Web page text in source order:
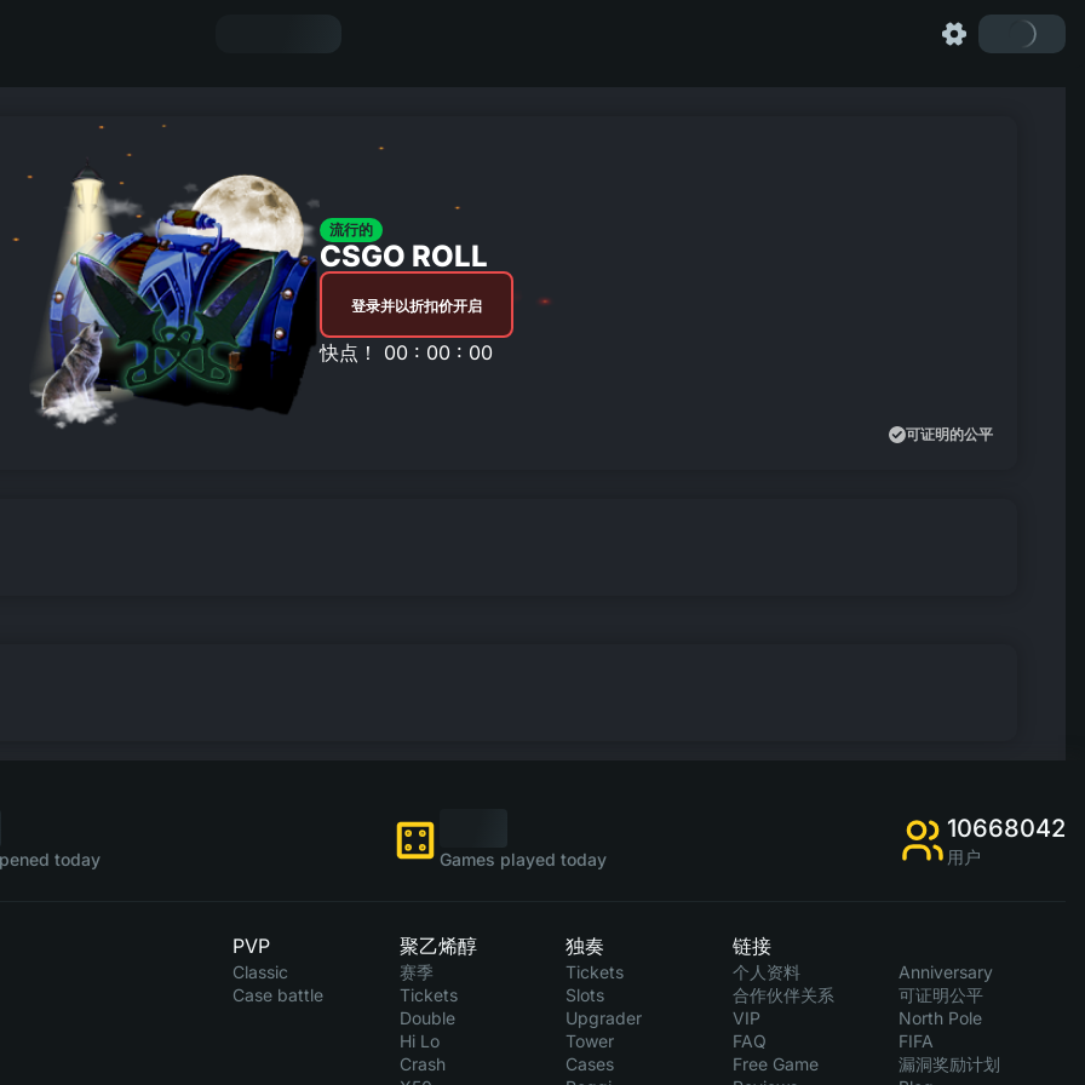
流行的
CSGO ROLL
登录并以折扣价开启
快点！ 00 : 00 : 00
可证明的公平
today Games played today
10668042
用户
PVP
Classic
Case battle
聚乙烯醇
赛季
Tickets
Double
Hi Lo
Crash
独奏
Tickets
Slots
Upgrader
Tower
Cases
链接
个人资料
合作伙伴关系
VIP
FAQ
Free Game
Anniversary
可证明公平
North Pole
FIFA
漏洞奖励计划